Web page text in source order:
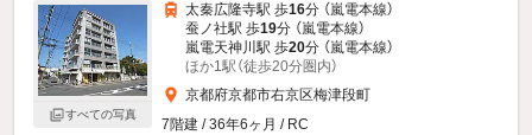
すべての写真
太秦広隆寺駅 歩16分 （嵐電本線）
蚕ノ社駅 歩19分 （嵐電本線）
嵐電天神川駅 歩20分 （嵐電本線）
ほか1駅（徒歩20分圏内）
京都府京都市右京区梅津段町
7階建 / 36年6ヶ月 / RC